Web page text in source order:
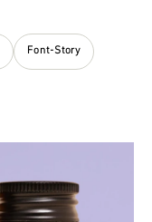
Font-Story